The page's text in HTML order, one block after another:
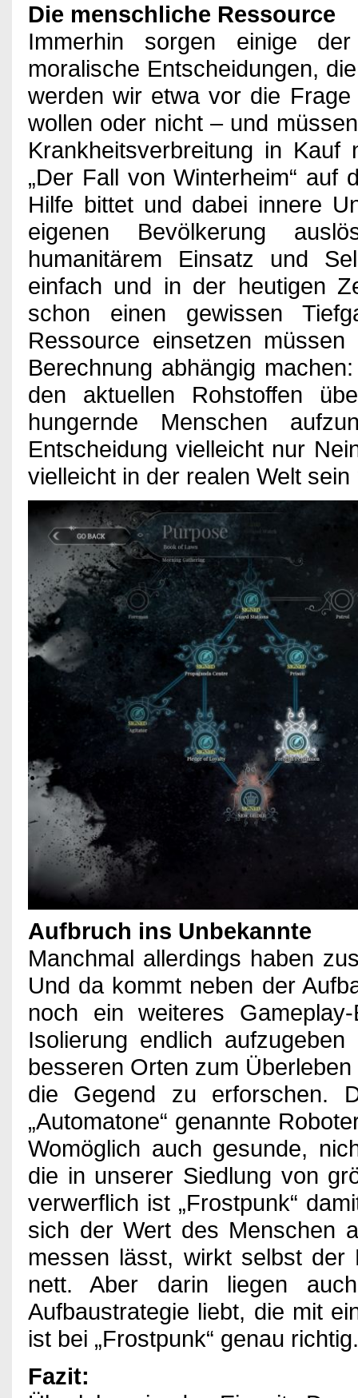
Die menschliche Ressource
Immerhin sorgen einige
moralische Entscheidungen,
werden wir etwa vor die
wollen oder nicht – und
Krankheitsverbreitung in
„Der Fall von Winterheim“
Hilfe bittet und dabei innere
eigenen Bevölkerung
humanitärem Einsatz und
einfach und in der heutigen
schon einen gewissen
Ressource einsetzen
Berechnung abhängig
den aktuellen Rohstoffen
hungernde Menschen
Entscheidung vielleicht nur
vielleicht in der realen Welt sein
Aufbruch ins Unbekannte
Manchmal allerdings haben
Und da kommt neben der
noch ein weiteres
Isolierung endlich
besseren Orten zum
die Gegend zu erforschen.
„Automatone“ genannte
Womöglich auch gesunde,
die in unserer Siedlung von
verwerflich ist „Frostpunk“
sich der Wert des Menschen
messen lässt, wirkt selbst der
nett. Aber darin liegen
Aufbaustrategie liebt, die mit
ist bei „Frostpunk“ genau richtig.
Fazit: